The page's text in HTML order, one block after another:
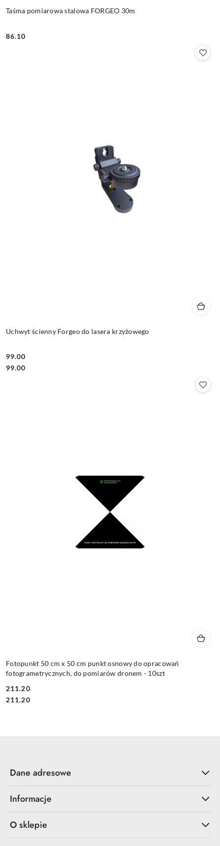
Taśma pomiarowa stalowa FORGEO 30m
Cena:
86.10
Uchwyt ścienny Forgeo do lasera krzyżowego
Cena:
99.00
Cena:
99.00
Fotopunkt 50 cm x 50 cm punkt osnowy do opracowań
fotogrametrycznych, do pomiarów dronem - 10szt
Cena:
211.20
Cena:
211.20
Dane adresowe
Informacje
O sklepie